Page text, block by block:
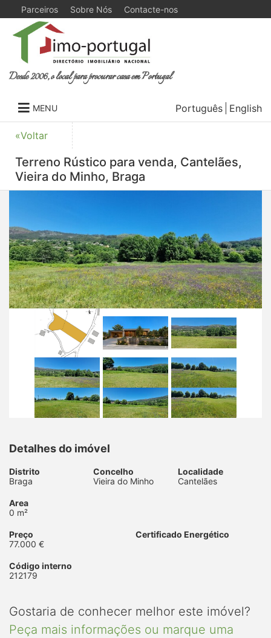
Parceiros Sobre Nós Contacte-nos
Desde 2006, o local para procurar casa em Portugal
MENU Português English
«Voltar
Terreno Rústico para venda, Cantelães,
Vieira do Minho, Braga
Detalhes do imóvel
Distrito
Braga
Concelho
Vieira do Minho
Localidade
Cantelães
Area
0 m²
Preço
77.000 €
Certificado Energético
Código interno
212179
Gostaria de conhecer melhor este imóvel?
Peça mais informações ou marque uma